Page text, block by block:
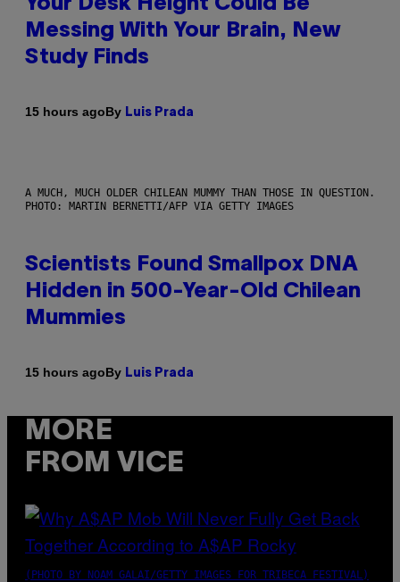
Your Desk Height Could Be
Messing With Your Brain, New
Study Finds
15 hours agoBy Luis Prada
A MUCH, MUCH OLDER CHILEAN MUMMY THAN THOSE IN QUESTION.
PHOTO: MARTIN BERNETTI/AFP VIA GETTY IMAGES
Scientists Found Smallpox DNA
Hidden in 500-Year-Old Chilean
Mummies
15 hours agoBy Luis Prada
MORE
FROM VICE
(PHOTO BY NOAM GALAI/GETTY IMAGES FOR TRIBECA FESTIVAL)